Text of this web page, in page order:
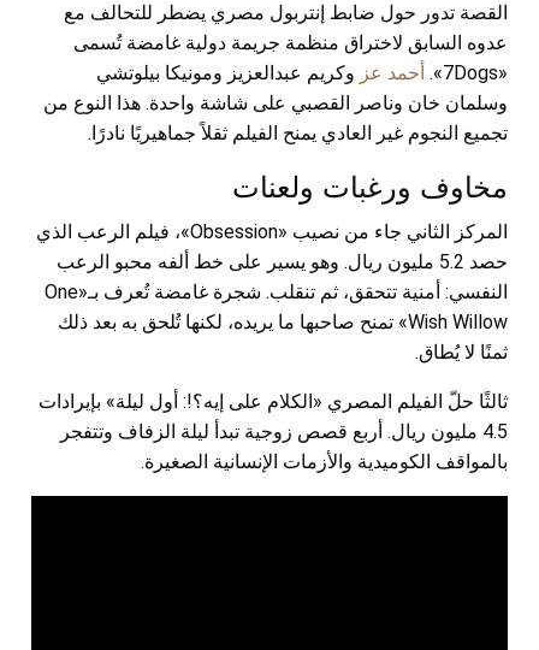
القصة تدور حول ضابط إنتربول مصري يضطر للتحالف مع
عدوه السابق لاختراق منظمة جريمة دولية غامضة تُسمى
«7Dogs».
أحمد عز وكريم عبدالعزيز ومونيكا بيلوتشي
وسلمان خان وناصر القصبي على شاشة واحدة. هذا النوع من
تجميع النجوم غير العادي يمنح الفيلم ثقلاً جماهيريًا نادرًا.
مخاوف ورغبات ولعنات
المركز الثاني جاء من نصيب «Obsession»، فيلم الرعب الذي
حصد 5.2 مليون ريال. وهو يسير على خط ألفه محبو الرعب
النفسي: أمنية تتحقق، ثم تنقلب. شجرة غامضة تُعرف بـ«One
Wish Willow» تمنح صاحبها ما يريده، لكنها تُلحق به بعد ذلك
ثمنًا لا يُطاق.
ثالثًا حلّ الفيلم المصري «الكلام على إيه؟!: أول ليلة» بإيرادات
4.5 مليون ريال. أربع قصص زوجية تبدأ ليلة الزفاف وتتفجر
بالمواقف الكوميدية والأزمات الإنسانية الصغيرة.